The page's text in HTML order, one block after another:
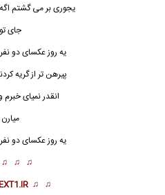
یجوری بر می گشتم
جای تو
یه روز عکسای دو
پیرهن تر از گریه
انقدر نمیای خبرم
میارن
یه روزعکسای دو
♫ ♫
♫ ♫